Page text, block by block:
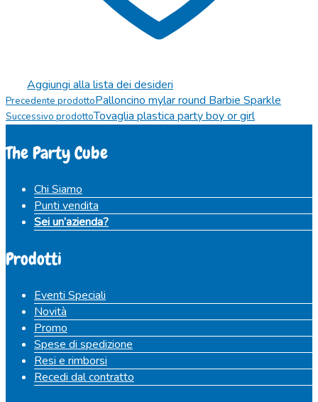
Aggiungi alla lista dei desideri
Precedente prodottoPalloncino mylar round Barbie Sparkle
Successivo prodottoTovaglia plastica party boy or girl
The Party Cube
Chi Siamo
Punti vendita
Sei un’azienda?
Prodotti
Eventi Speciali
Novità
Promo
Spese di spedizione
Resi e rimborsi
Recedi dal contratto